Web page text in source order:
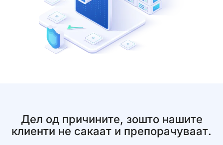
Дел од причините, зошто нашите
клиенти не сакаат и препорачуваат.